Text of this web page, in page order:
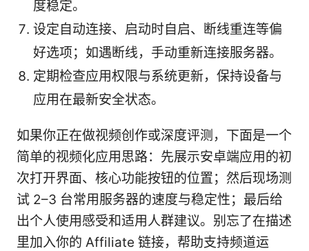
度稳定。
设定自动连接、启动时自启、断线重连等偏
好选项；如遇断线，手动重新连接服务器。
定期检查应用权限与系统更新，保持设备与
应用在最新安全状态。
如果你正在做视频创作或深度评测，下面是一个
简单的视频化应用思路：先展示安卓端应用的初
次打开界面、核心功能按钮的位置；然后现场测
试 2–3 台常用服务器的速度与稳定性；最后给
出个人使用感受和适用人群建议。别忘了在描述
里加入你的 Affiliate 链接，帮助支持频道运